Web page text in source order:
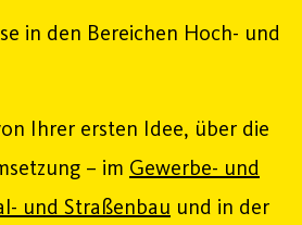
in den Bereichen Hoch- und
Ihrer ersten Idee, über die
– im Gewerbe- und
und Straßenbau und in der